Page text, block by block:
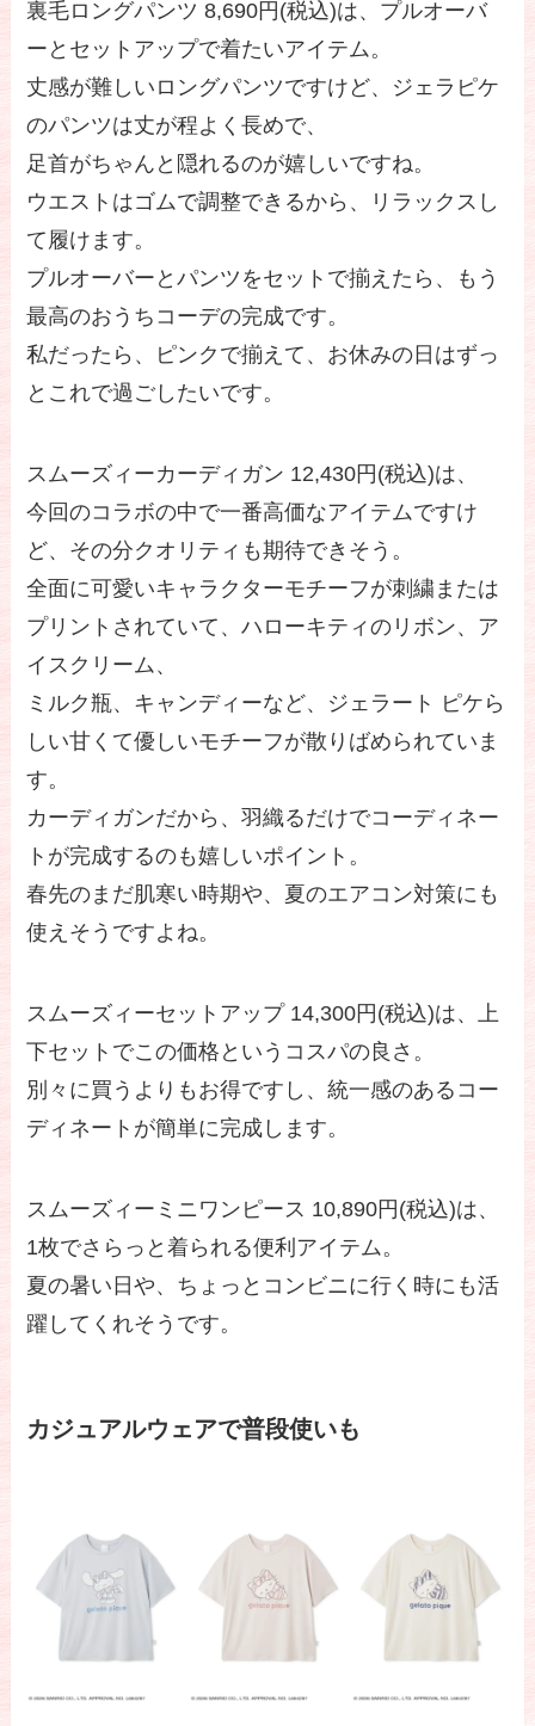
裏毛ロングパンツ 8,690円(税込)は、プルオーバ
ーとセットアップで着たいアイテム。
丈感が難しいロングパンツですけど、ジェラピケ
のパンツは丈が程よく長めで、
足首がちゃんと隠れるのが嬉しいですね。
ウエストはゴムで調整できるから、リラックスし
て履けます。
プルオーバーとパンツをセットで揃えたら、もう
最高のおうちコーデの完成です。
私だったら、ピンクで揃えて、お休みの日はずっ
とこれで過ごしたいです。
スムーズィーカーディガン 12,430円(税込)は、
今回のコラボの中で一番高価なアイテムですけ
ど、その分クオリティも期待できそう。
全面に可愛いキャラクターモチーフが刺繍または
プリントされていて、ハローキティのリボン、ア
イスクリーム、
ミルク瓶、キャンディーなど、ジェラート ピケら
しい甘くて優しいモチーフが散りばめられていま
す。
カーディガンだから、羽織るだけでコーディネー
トが完成するのも嬉しいポイント。
春先のまだ肌寒い時期や、夏のエアコン対策にも
使えそうですよね。
スムーズィーセットアップ 14,300円(税込)は、上
下セットでこの価格というコスパの良さ。
別々に買うよりもお得ですし、統一感のあるコー
ディネートが簡単に完成します。
スムーズィーミニワンピース 10,890円(税込)は、
1枚でさらっと着られる便利アイテム。
夏の暑い日や、ちょっとコンビニに行く時にも活
躍してくれそうです。
カジュアルウェアで普段使いも